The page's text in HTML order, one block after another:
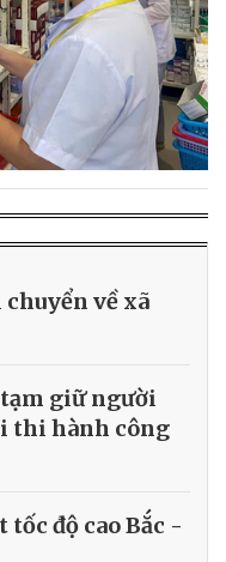
về xã
giữ người
thi hành công
độ cao Bắc -